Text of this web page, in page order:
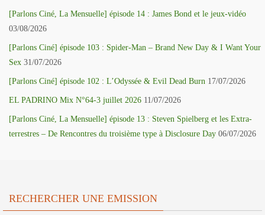
[Parlons Ciné, La Mensuelle] épisode 14 : James Bond et le jeux-vidéo
03/08/2026
[Parlons Ciné] épisode 103 : Spider-Man – Brand New Day & I Want Your
Sex 31/07/2026
[Parlons Ciné] épisode 102 : L’Odyssée & Evil Dead Burn 17/07/2026
EL PADRINO Mix N°64-3 juillet 2026 11/07/2026
[Parlons Ciné, La Mensuelle] épisode 13 : Steven Spielberg et les Extra-
terrestres – De Rencontres du troisième type à Disclosure Day 06/07/2026
RECHERCHER UNE EMISSION